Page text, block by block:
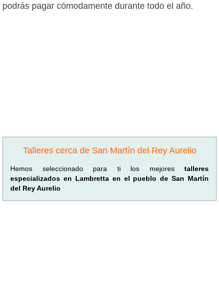
podrás pagar cómodamente durante todo el año.
Talleres cerca de San Martín del Rey Aurelio
Hemos seleccionado para ti los mejores talleres
especializados en Lambretta en el pueblo de San Martín
del Rey Aurelio